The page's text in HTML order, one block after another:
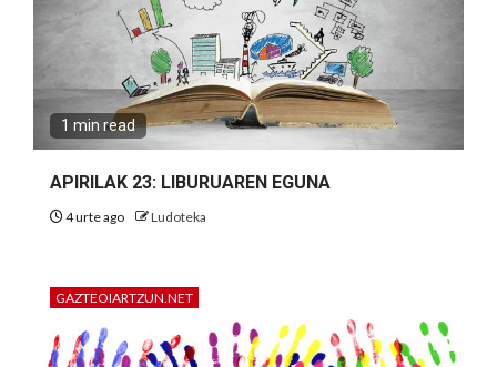
1 min read
APIRILAK 23: LIBURUAREN EGUNA
4 urte ago Ludoteka
GAZTEOIARTZUN.NET